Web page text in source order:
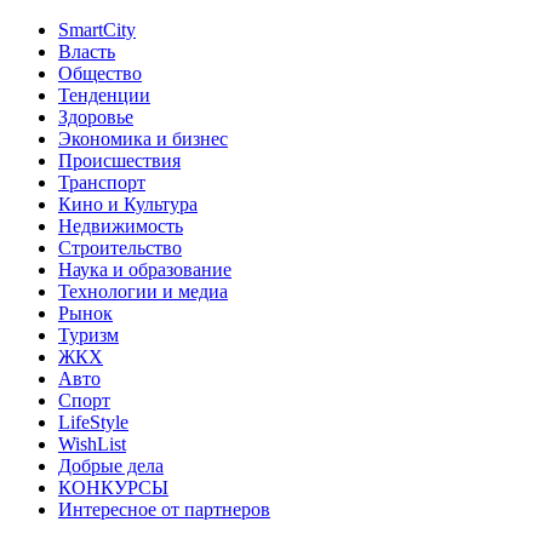
SmartCity
Власть
Общество
Тенденции
Здоровье
Экономика и бизнес
Происшествия
Транспорт
Кино и Культура
Недвижимость
Строительство
Наука и образование
Технологии и медиа
Рынок
Туризм
ЖКХ
Авто
Спорт
LifeStyle
WishList
Добрые дела
КОНКУРСЫ
Интересное от партнеров